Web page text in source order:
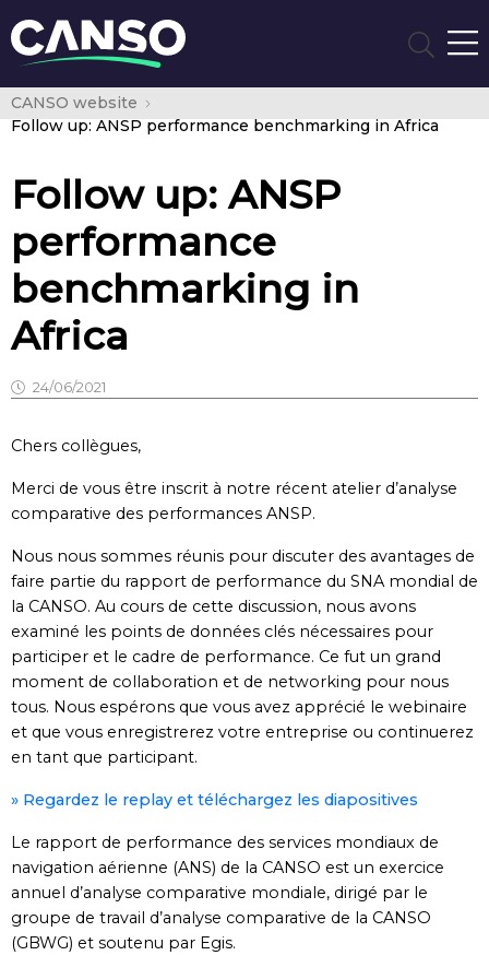
CANSO website
Follow up: ANSP performance benchmarking in Africa
Follow up: ANSP
performance
benchmarking in
Africa
24/06/2021
Chers collègues,
Merci de vous être inscrit à notre récent atelier d’analyse
comparative des performances ANSP.
Nous nous sommes réunis pour discuter des avantages de
faire partie du rapport de performance du SNA mondial de
la CANSO. Au cours de cette discussion, nous avons
examiné les points de données clés nécessaires pour
participer et le cadre de performance. Ce fut un grand
moment de collaboration et de networking pour nous
tous. Nous espérons que vous avez apprécié le webinaire
et que vous enregistrerez votre entreprise ou continuerez
en tant que participant.
» Regardez le replay et téléchargez les diapositives
Le rapport de performance des services mondiaux de
navigation aérienne (ANS) de la CANSO est un exercice
annuel d’analyse comparative mondiale, dirigé par le
groupe de travail d’analyse comparative de la CANSO
(GBWG) et soutenu par Egis.